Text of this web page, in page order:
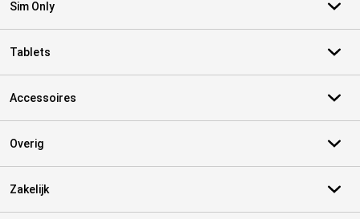
Sim Only
Tablets
Accessoires
Overig
Zakelijk